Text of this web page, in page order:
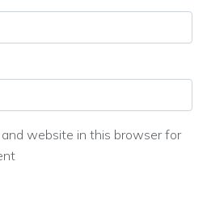
and website in this browser for